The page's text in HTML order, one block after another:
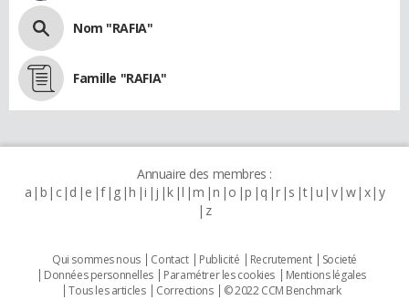
Nom "RAFIA"
Famille "RAFIA"
Annuaire des membres :
a b c d e f g h i j k l m n o p q r s t u v w x y
z
Qui sommes nous Contact Publicité Recrutement
Societé
Données personnelles
Paramétrer les cookies
Mentions légales
Tous les articles
Corrections © 2022 CCM Benchmark